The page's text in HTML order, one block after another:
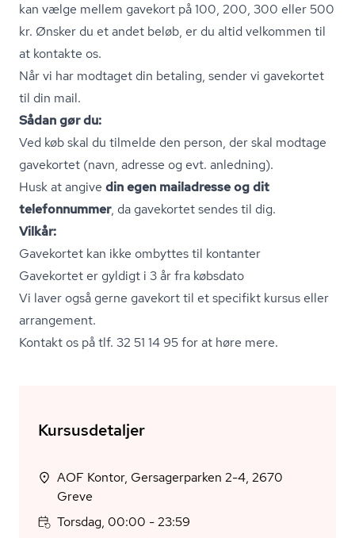
kan vælge mellem gavekort på 100, 200, 300 eller 500
kr. Ønsker du et andet beløb, er du altid velkommen til
at kontakte os.
Når vi har modtaget din betaling, sender vi gavekortet
til din mail.
Sådan gør du:
Ved køb skal du tilmelde den person, der skal modtage
gavekortet (navn, adresse og evt. anledning).
Husk at angive din egen mailadresse og dit
telefonnummer, da gavekortet sendes til dig.
Vilkår:
Gavekortet kan ikke ombyttes til kontanter
Gavekortet er gyldigt i 3 år fra købsdato
Vi laver også gerne gavekort til et specifikt kursus eller
arrangement.
Kontakt os på tlf. 32 51 14 95 for at høre mere.
Kursusdetaljer
AOF Kontor, Gersagerparken 2-4, 2670
Greve
Torsdag, 00:00 - 23:59